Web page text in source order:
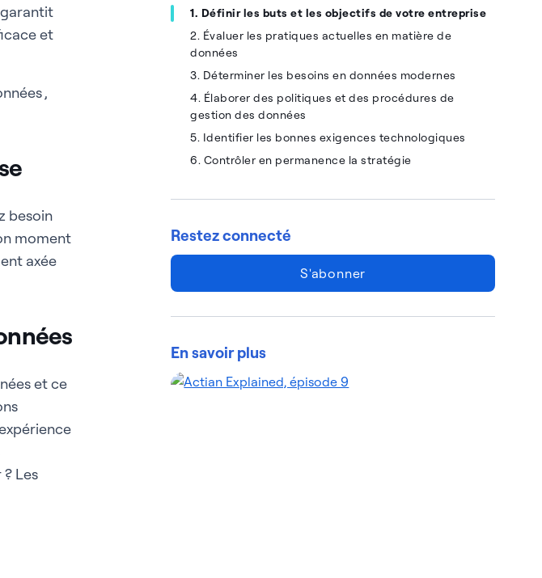
et
,
besoin
moment
axée
et ce
Les
1. Définir les buts et les objectifs de votre entreprise
2. Évaluer les pratiques actuelles en matière de
données
3. Déterminer les besoins en données modernes
4. Élaborer des politiques et des procédures de
gestion des données
5. Identifier les bonnes exigences technologiques
6. Contrôler en permanence la stratégie
Restez connecté
S'abonner
En savoir plus